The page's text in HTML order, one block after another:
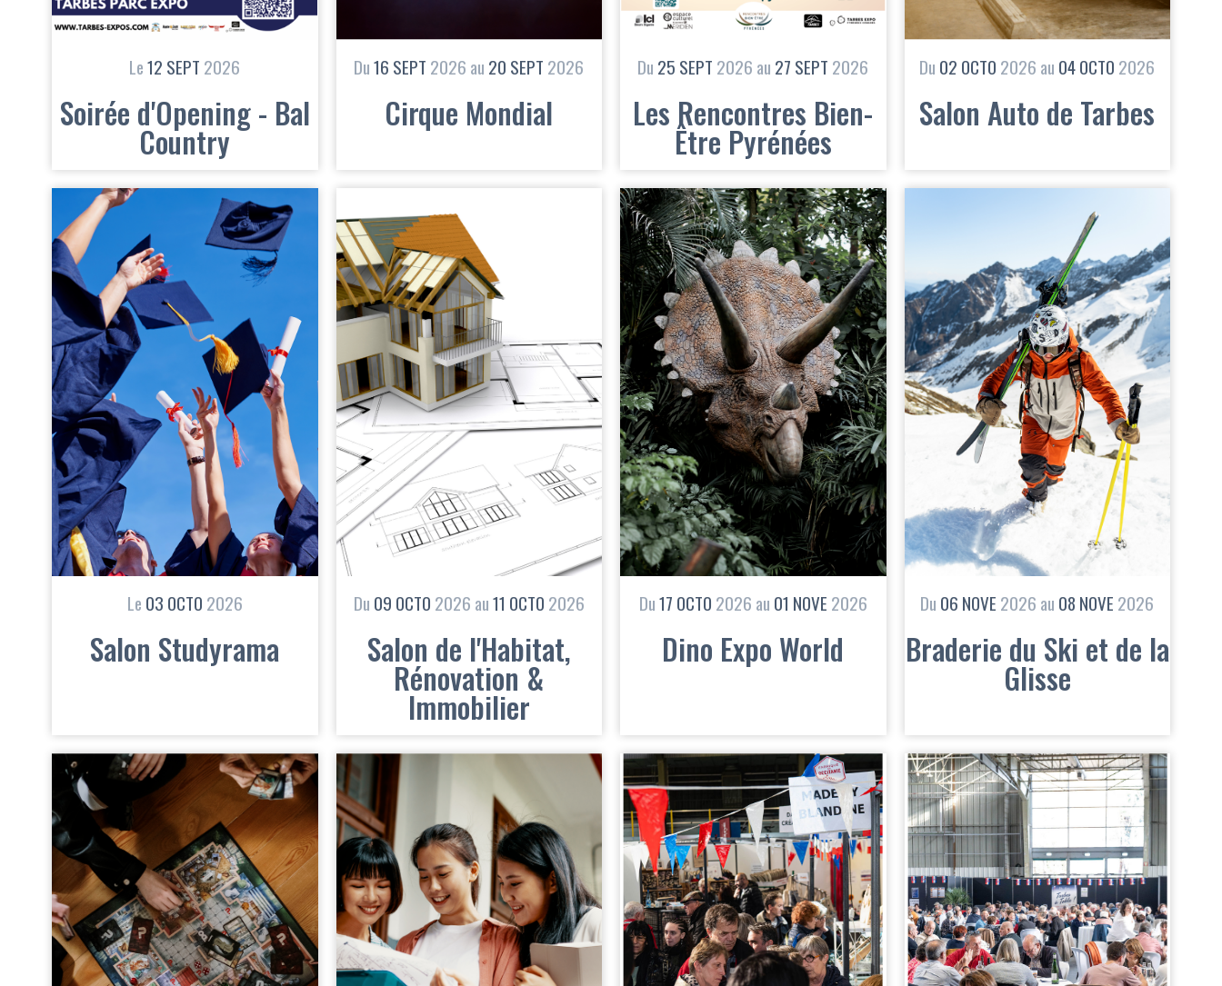
Le12 SEPT 2026
Soirée d'Opening - Bal
Country
Du16 SEPT 2026 au 20 SEPT 2026
Cirque Mondial
Du 25 SEPT 2026 au 27 SEPT 2026
Les Rencontres Bien-
Être Pyrénées
Du 02 OCTO 2026 au 04OCTO 2026
Salon Auto de Tarbes
Le 03 OCTO 2026
Salon Studyrama
Du 09 OCTO 2026 au11 OCTO 2026
Salon de l'Habitat,
Rénovation &
Immobilier
Du17 OCTO 2026 au 01 NOVE 2026
Dino Expo World
Du 06 NOVE 2026 au 08 NOVE 2026
Braderie du Ski et de la
Glisse